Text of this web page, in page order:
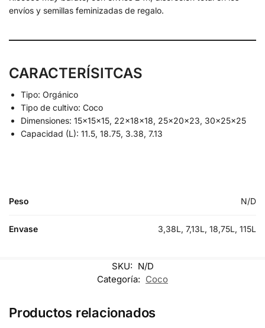
envíos y semillas feminizadas de regalo.
CARACTERÍSITCAS
Tipo: Orgánico
Tipo de cultivo: Coco
Dimensiones: 15x15x15, 22x18x18, 25x20x23, 30x25x25
Capacidad (L): 11.5, 18.75, 3.38, 7.13
Peso N/D
Envase 3,38L, 7,13L, 18,75L, 115L
SKU: N/D
Categoría: Coco
Productos relacionados